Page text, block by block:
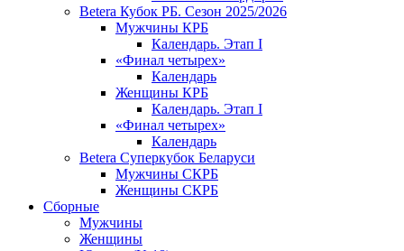
Betera Кубок РБ. Сезон 2025/2026
Мужчины КРБ
Календарь. Этап I
«Финал четырех»
Календарь
Женщины КРБ
Календарь. Этап I
«Финал четырех»
Календарь
Betera Суперкубок Беларуси
Мужчины СКРБ
Женщины СКРБ
Сборные
Мужчины
Женщины